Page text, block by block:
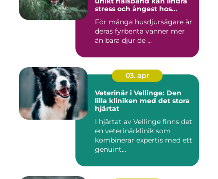
stress och ångest hos
För många husdjursägare är
deras fyrbenta vänner mer
än bara djur de ...
03. apr
Veterinär i Vellinge: Den
lilla kliniken med det stora
hjärtat
I hjärtat av Vellinge finns det
en veterinärklinik som
kombinerar expertis med ett
genuint...